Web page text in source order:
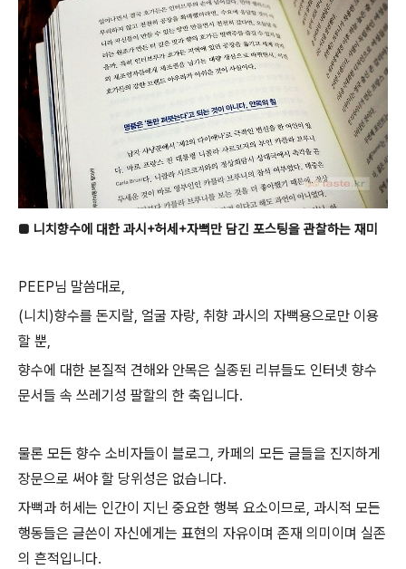
■ 니치향수에 대한 과시+허세+자뻑만 담긴 포스팅을 관찰하는 재미
PEEP님 말씀대로,
(니치)향수를 돈지랄, 얼굴 자랑, 취향 과시의 자뻑용으로만 이용
할 뿐,
향수에 대한 본질적 견해와 안목은 실종된 리뷰들도 인터넷 향수
문서들 속 쓰레기성 팔할의 한 축입니다.
물론 모든 향수 소비자들이 블로그, 카페의 모든 글들을 진지하게
장문으로 써야 할 당위성은 없습니다.
자뻑과 허세는 인간이 지닌 중요한 행복 요소이므로, 과시적 모든
행동들은 글쓴이 자신에게는 표현의 자유이며 존재 의미이며 실존
의 흔적입니다.